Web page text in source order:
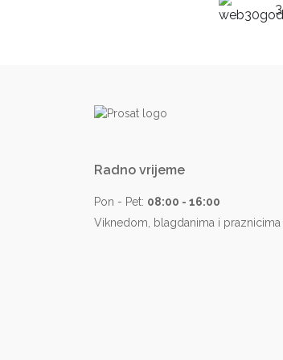
Radno vrijeme
Pon - Pet: 08:00 - 16:00
Viknedom, blagdanima i praznicima